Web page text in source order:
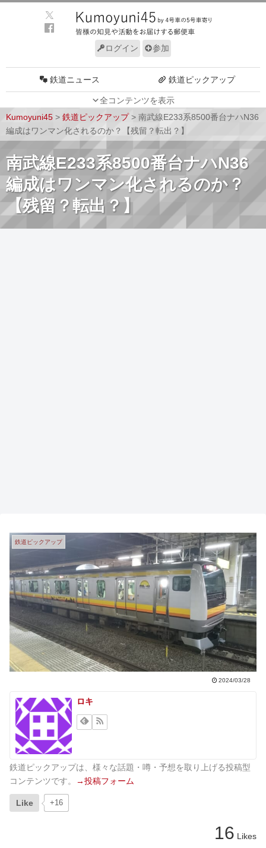
ログイン 参加
全コンテンツを表示
鉄道ニュース 鉄道ピックアップ
車両技術 路線探訪
ルール サイトについて
Kumoyuni45 > 鉄道ピックアップ> 南武線E233系8500番台ナハN36
編成はワンマン化されるのか？【残留？転出？】
南武線E233系8500番台ナハN36
編成はワンマン化されるのか？
【残留？転出？】
鉄道ピックアップ
2024/03/28
ロキ
鉄道ピックアップは、様々な話題・噂・予想を取り上げる投稿型
コンテンツです。
→投稿フォーム
Like +16
16 Likes